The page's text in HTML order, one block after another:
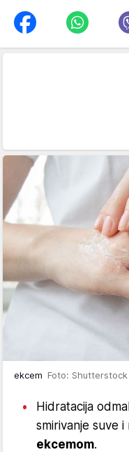
ekcem Foto: Shutterstock
Hidratacija
smirivanje suve
ekcemom.